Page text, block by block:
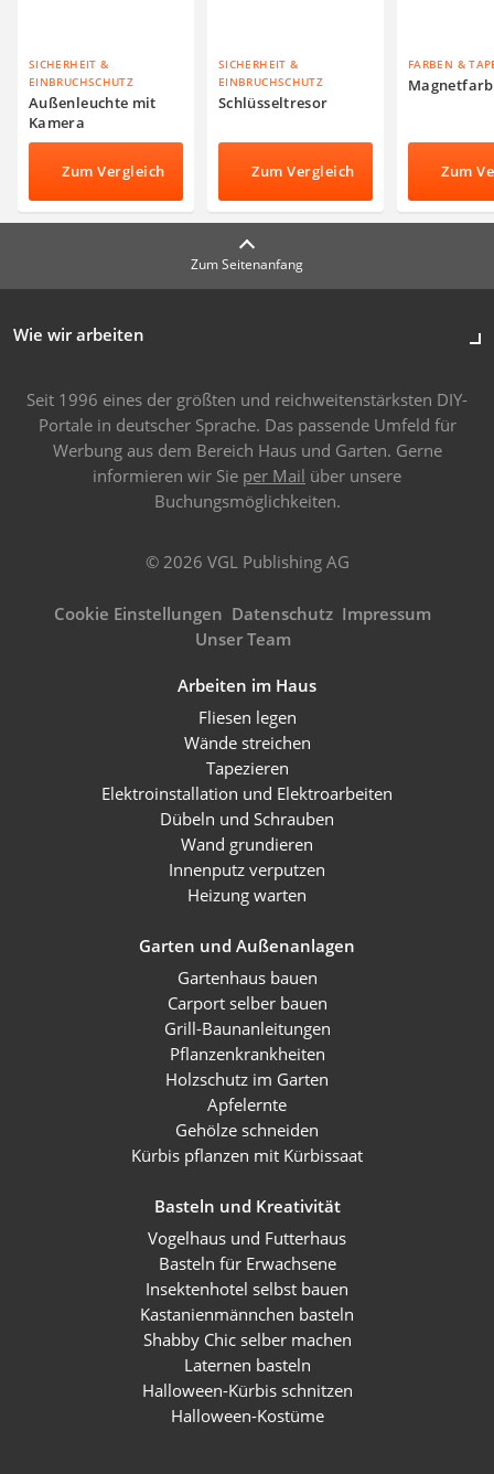
SICHERHEIT &
EINBRUCHSCHUTZ
Außenleuchte mit
Kamera
Zum Vergleich
SICHERHEIT &
EINBRUCHSCHUTZ
Schlüsseltresor
Zum Vergleich
FARBEN &
Zum
Zum Seitenanfang
Wie wir arbeiten
Seit 1996 eines der größten und reichweitenstärksten DIY-
Portale in deutscher Sprache. Das passende Umfeld für
Werbung aus dem Bereich Haus und Garten. Gerne
informieren wir Sie per Mail über unsere
Buchungsmöglichkeiten.
© 2026 VGL Publishing AG
Cookie Einstellungen Datenschutz Impressum
Unser Team
Arbeiten im Haus
Fliesen legen
Wände streichen
Tapezieren
Elektroinstallation und Elektroarbeiten
Dübeln und Schrauben
Wand grundieren
Innenputz verputzen
Heizung warten
Garten und Außenanlagen
Gartenhaus bauen
Carport selber bauen
Grill-Baunanleitungen
Pflanzenkrankheiten
Holzschutz im Garten
Apfelernte
Gehölze schneiden
Kürbis pflanzen mit Kürbissaat
Basteln und Kreativität
Vogelhaus und Futterhaus
Basteln für Erwachsene
Insektenhotel selbst bauen
Kastanienmännchen basteln
Shabby Chic selber machen
Laternen basteln
Halloween-Kürbis schnitzen
Halloween-Kostüme